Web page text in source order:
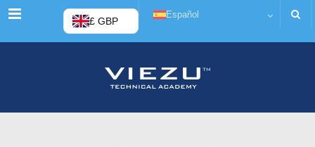
Menú £ GBP
Español